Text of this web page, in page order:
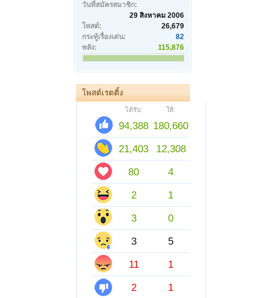
วันที่สมัครสมาชิก:
29 สิงหาคม 2006
โพสต์:
26,679
กระทู้เรื่องเด่น:
82
พลัง:
115,876
โพสต์เรตติ้ง
ได้รับ: ให้:
94,388 180,660
21,403
12,308
80
4
2
1
3
0
3
5
11
1
2
1